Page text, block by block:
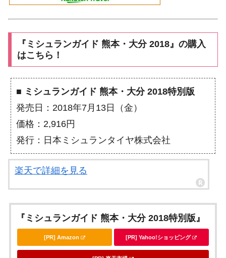
『ミシュランガイド 熊本・大分 2018』の購入
はこちら！
■ ミシュランガイド 熊本・大分 2018特別版
発売日：2018年7月13日（金）
価格：2,916円
発行：日本ミシュランタイヤ株式会社
楽天で詳細を見る
『ミシュランガイド 熊本・大分 2018特別版』
[PR] Amazon [PR] Yahoo!ショッピング